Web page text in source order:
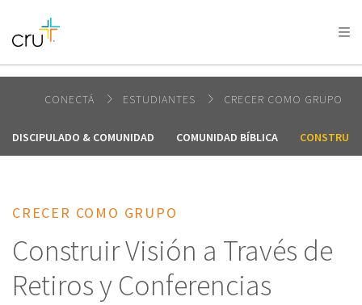
AFRICA
AMERICA / CARIBBEAN
OCEANIA
CONECTÁ ESTUDIANTES CRECER COMO GRUPO
DISCIPULADO & COMUNIDAD COMUNIDAD BÍBLICA CONSTRUIR
CRECER COMO GRUPO
Construir Visión a Través de
Retiros y Conferencias